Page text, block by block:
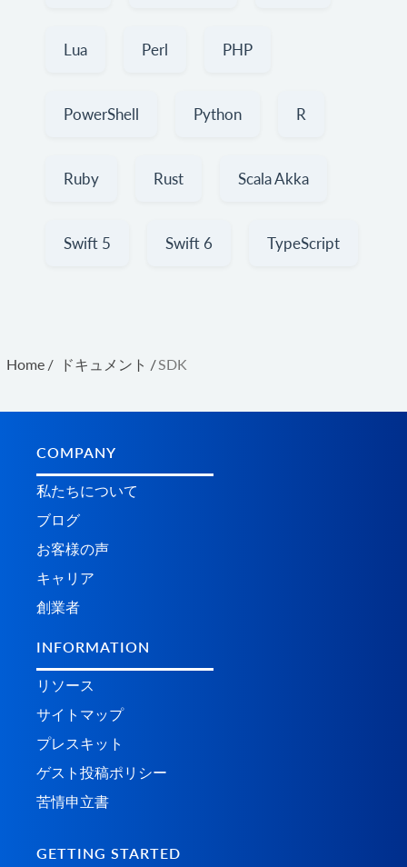
Lua Perl PHP
PowerShell Python R
Ruby Rust Scala Akka
Swift 5 Swift 6 TypeScript
Home / ドキュメント /SDK
COMPANY
私たちについて
ブログ
お客様の声
キャリア
創業者
INFORMATION
リソース
サイトマップ
プレスキット
ゲスト投稿ポリシー
苦情申立書
GETTING STARTED